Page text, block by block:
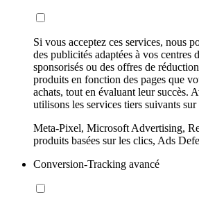
Si vous acceptez ces services, nous
des publicités adaptées à vos centres
sponsorisés ou des offres de
produits en fonction des pages que
achats, tout en évaluant leur succès.
utilisons les services tiers suivants
Meta-Pixel, Microsoft Advertising,
produits basées sur les clics, Ads
Conversion-Tracking avancé